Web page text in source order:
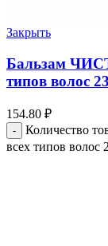
Закрыть
Бальзам
типов волос
154.80 ₽
Количество
всех типов волос